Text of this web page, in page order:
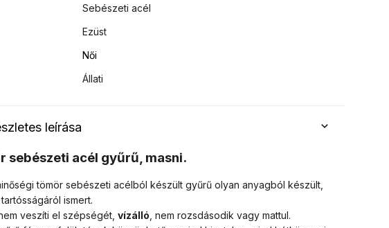
leírása
sebészeti acél gyűrű, masni.
tömör sebészeti acélból készült gyűrű olyan anyagból készült,
ismert.
veszíti el szépségét,vízálló , nem rozsdásodik vagy mattul.
Sebészeti acél
Ezüst
Női
Állati